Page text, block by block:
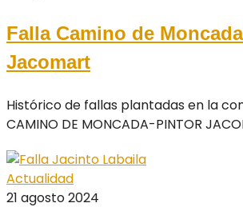
Falla Camino de
Jacomart
Histórico de fallas plantadas en la
CAMINO DE MONCADA-PINTOR
Actualidad
21 agosto 2024